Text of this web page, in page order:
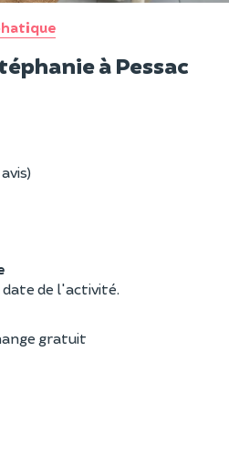
à Pessac
de l'activité.
gratuit